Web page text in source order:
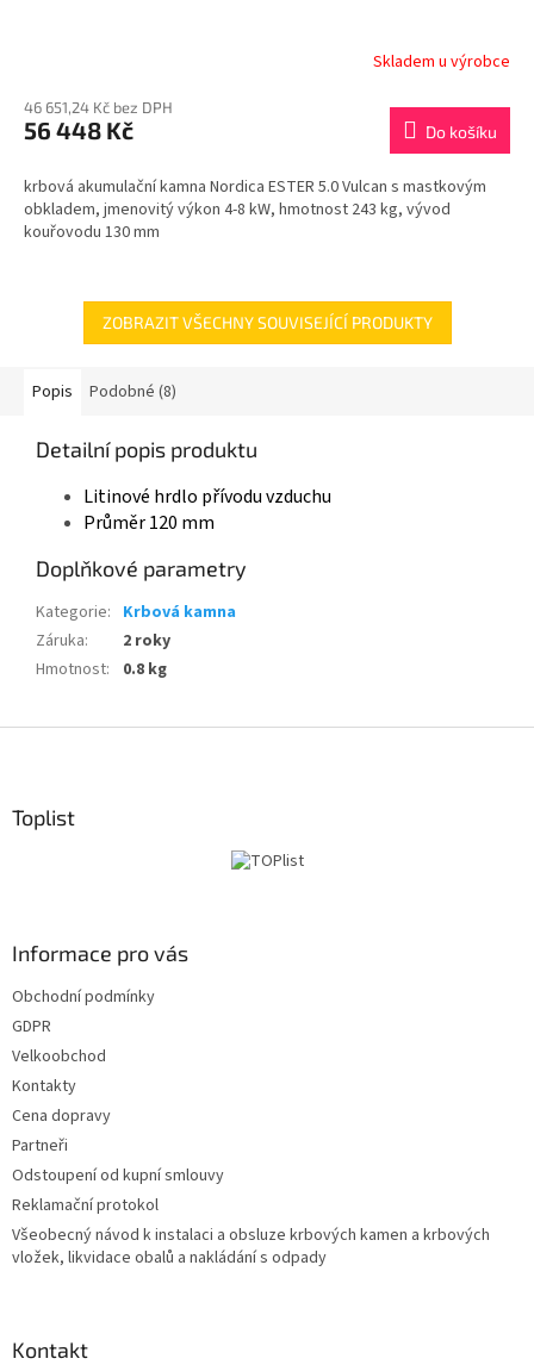
R
M
A
Skladem u výrobce
46 651,24 Kč bez DPH
56 448 Kč Do košíku
krbová akumulační kamna Nordica ESTER 5.0 Vulcan s mastkovým
obkladem, jmenovitý výkon 4-8 kW, hmotnost 243 kg, vývod
kouřovodu 130 mm
ZOBRAZIT VŠECHNY SOUVISEJÍCÍ PRODUKTY
Popis Podobné (8)
Detailní popis produktu
Litinové hrdlo přívodu vzduchu
Průměr 120 mm
Doplňkové parametry
Kategorie: Krbová kamna
Záruka:
2 roky
Hmotnost: 0.8 kg
Toplist
Informace pro vás
Obchodní podmínky
GDPR
Velkoobchod
Kontakty
Cena dopravy
Partneři
Odstoupení od kupní smlouvy
Reklamační protokol
Všeobecný návod k instalaci a obsluze krbových kamen a krbových
vložek, likvidace obalů a nakládání s odpady
Kontakt